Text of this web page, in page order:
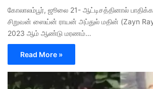
கோலாலம்பூர், ஜூலை 21- ஆட்டிசத்தினால்
சிறுவன் ஸைய்ன் ராயன் அப்துல் மதின் (Zayn
2023 ஆம் ஆண்டு மரணம்…
Read More »